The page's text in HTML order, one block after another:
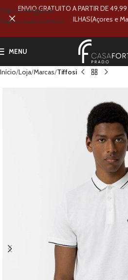
Skip to navigation
Skip to main content
MENU
Início Loja Marcas Tiffosi
ENVIO GRATUITO A PARTIR DE
ILHAS(Açores e